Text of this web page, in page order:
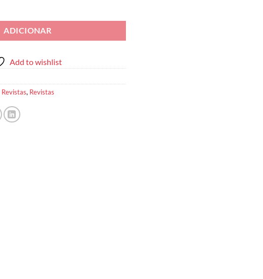
ADICIONAR
Add to wishlist
Revistas, Revistas